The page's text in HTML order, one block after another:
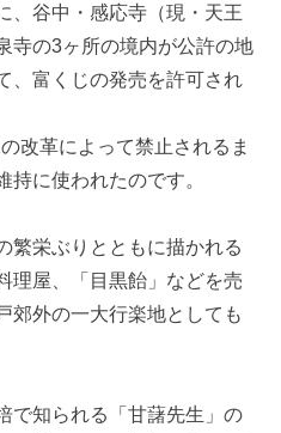
、谷中・感応寺（現・天王
寺の3ヶ所の境内が公許の地
、富くじの発売を許可され
改革によって禁止されるま
持に使われたのです。
繁栄ぶりとともに描かれる
理屋、「目黒飴」などを売
郊外の一大行楽地としても
で知られる「甘藷先生」の